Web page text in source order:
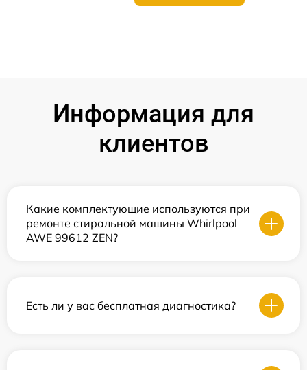
Информация для
клиентов
Какие комплектующие используются при
ремонте стиральной машины Whirlpool
AWE 99612 ZEN?
Есть ли у вас бесплатная диагностика?